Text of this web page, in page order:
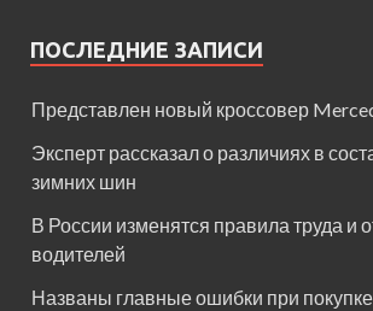
ПОСЛЕДНИЕ ЗАПИСИ
Представлен новый кроссовер
Эксперт рассказал о различиях в
зимних шин
В России изменятся правила труда и
водителей
Названы главные ошибки при